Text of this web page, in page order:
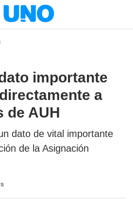
importante
a
de AUH
dato de vital importante
de la Asignación